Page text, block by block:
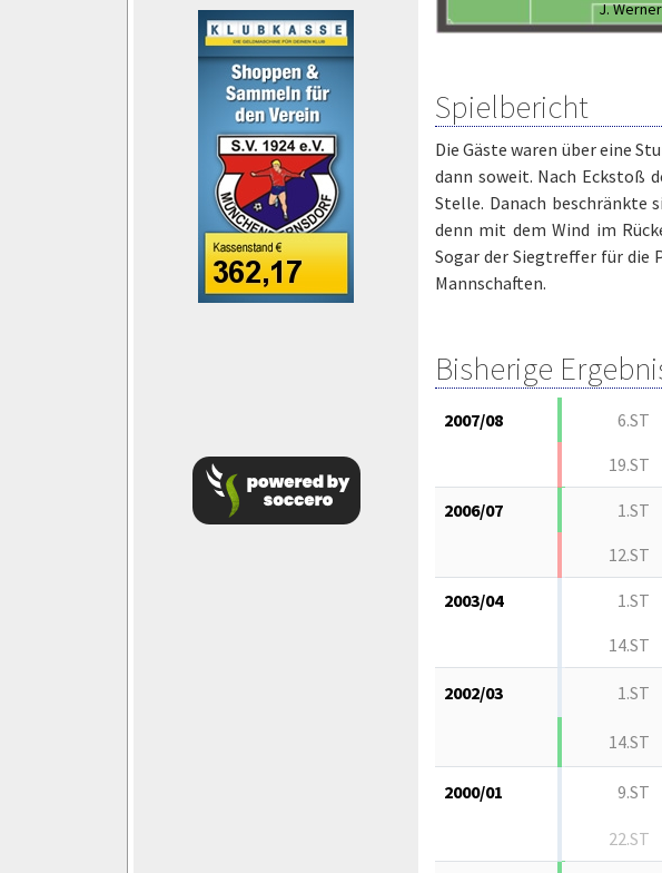
J. Werner
Spielbericht
Die Gäste waren über eine
dann soweit. Nach Eckstoß
Stelle. Danach beschränkte
denn mit dem Wind im
Sogar der Siegtreffer für die
Mannschaften.
Bisherige
2007/08 6.ST
19.ST
2006/07 1.ST
12.ST
2003/04 1.ST
14.ST
2002/03 1.ST
14.ST
2000/01 9.ST
22.ST